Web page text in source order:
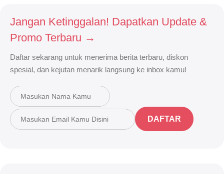
Jangan Ketinggalan! Dapatkan Update &
Promo Terbaru →
Daftar sekarang untuk menerima berita terbaru, diskon
spesial, dan kejutan menarik langsung ke inbox kamu!
DAFTAR